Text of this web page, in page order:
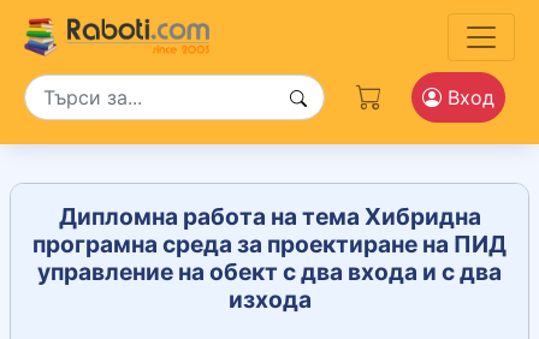
Вход
Дипломна работа на тема Хибридна
програмна среда за проектиране на ПИД
управление на обект с два входа и с два
изхода